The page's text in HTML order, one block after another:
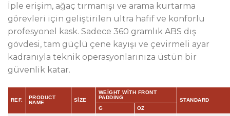
İple erişim, ağaç tırmanışı ve arama kurtarma
görevleri için geliştirilen ultra hafif ve konforlu
profesyonel kask. Sadece 360 gramlık ABS dış
gövdesi, tam güçlü çene kayışı ve çevirmeli ayar
kadranıyla teknik operasyonlarınıza üstün bir
güvenlik katar.
REF.
PRODUCT
NAME
SIZE
WEIGHT WITH FRONT
PADDING
STANDARD
G
OZ